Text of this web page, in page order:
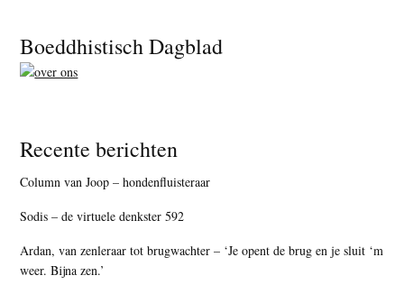
Footer
Boeddhistisch Dagblad
Recente berichten
Column van Joop – hondenfluisteraar
Sodis – de virtuele denkster 592
Ardan, van zenleraar tot brugwachter – ‘Je opent de brug en je sluit ‘m
weer. Bijna zen.’